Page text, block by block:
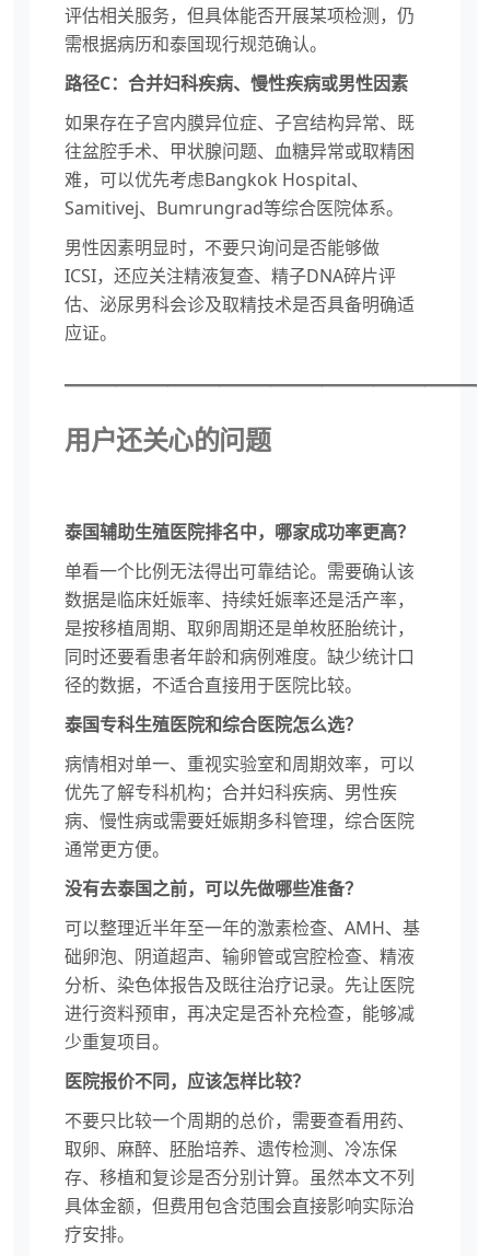
评估相关服务，但具体能否开展某项检测，仍
需根据病历和泰国现行规范确认。
路径C：合并妇科疾病、慢性疾病或男性因素
如果存在子宫内膜异位症、子宫结构异常、既
往盆腔手术、甲状腺问题、血糖异常或取精困
难，可以优先考虑Bangkok Hospital、
Samitivej、Bumrungrad等综合医院体系。
男性因素明显时，不要只询问是否能够做
ICSI，还应关注精液复查、精子DNA碎片评
估、泌尿男科会诊及取精技术是否具备明确适
应证。
用户还关心的问题
泰国辅助生殖医院排名中，哪家成功率更高？
单看一个比例无法得出可靠结论。需要确认该
数据是临床妊娠率、持续妊娠率还是活产率，
是按移植周期、取卵周期还是单枚胚胎统计，
同时还要看患者年龄和病例难度。缺少统计口
径的数据，不适合直接用于医院比较。
泰国专科生殖医院和综合医院怎么选？
病情相对单一、重视实验室和周期效率，可以
优先了解专科机构；合并妇科疾病、男性疾
病、慢性病或需要妊娠期多科管理，综合医院
通常更方便。
没有去泰国之前，可以先做哪些准备？
可以整理近半年至一年的激素检查、AMH、基
础卵泡、阴道超声、输卵管或宫腔检查、精液
分析、染色体报告及既往治疗记录。先让医院
进行资料预审，再决定是否补充检查，能够减
少重复项目。
医院报价不同，应该怎样比较？
不要只比较一个周期的总价，需要查看用药、
取卵、麻醉、胚胎培养、遗传检测、冷冻保
存、移植和复诊是否分别计算。虽然本文不列
具体金额，但费用包含范围会直接影响实际治
疗安排。